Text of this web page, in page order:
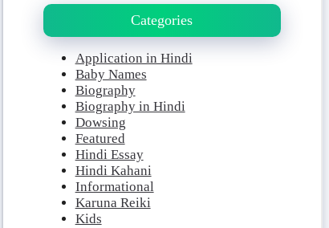
Categories
Application in Hindi
Baby Names
Biography
Biography in Hindi
Dowsing
Featured
Hindi Essay
Hindi Kahani
Informational
Karuna Reiki
Kids